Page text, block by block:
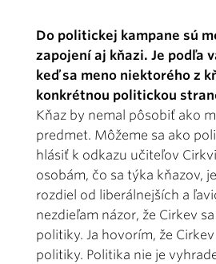
Do politickej kampane sú
zapojení aj kňazi. Je podľa
keď sa meno niektorého z
konkrétnou politickou
Kňaz by nemal pôsobiť ako
predmet. Môžeme sa ako
hlásiť k odkazu učiteľov
osobám, čo sa týka kňazov,
rozdiel od liberálnejších a
nezdieľam názor, že Cirkev
politiky. Ja hovorím, že
politiky. Politika nie je